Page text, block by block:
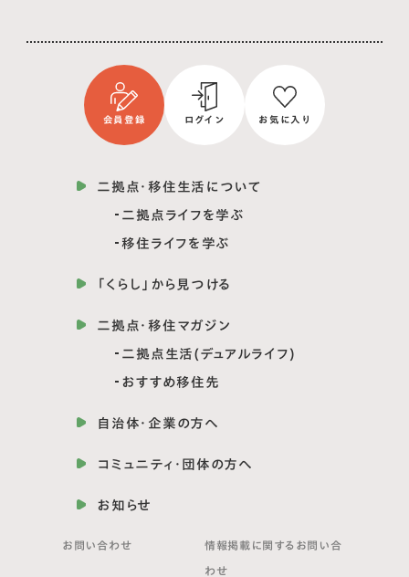
会員登録 ログイン お気に入り
二拠点・移住生活について
二拠点ライフを学ぶ
移住ライフを学ぶ
「くらし」から見つける
二拠点・移住マガジン
二拠点生活(デュアルライフ)
おすすめ移住先
自治体・企業の方へ
コミュニティ・団体の方へ
お知らせ
お問い合わせ 情報掲載に関する お問い合
わせ